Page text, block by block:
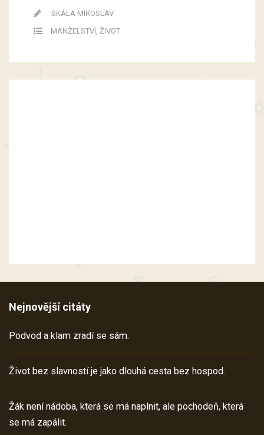
SKÁLA MIROSLAV
MANŽELSTVÍ, ŽIVOT
Nejnovější citáty
Podvod a klam zradí se sám.
Život bez slavností je jako dlouhá cesta bez hospod.
Žák není nádoba, která se má naplnit, ale pochodeň, která
se má zapálit.